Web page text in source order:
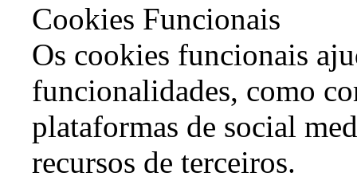
Cookies Funcionais
Os cookies funcionais
funcionalidades, como
plataformas de social
recursos de terceiros.